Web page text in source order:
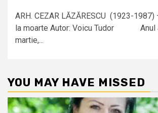
ARH. CEZAR LĂZĂRESCU (1923-1987)
la moarte Autor: Voicu Tudor Anul
martie,...
YOU MAY HAVE MISSED